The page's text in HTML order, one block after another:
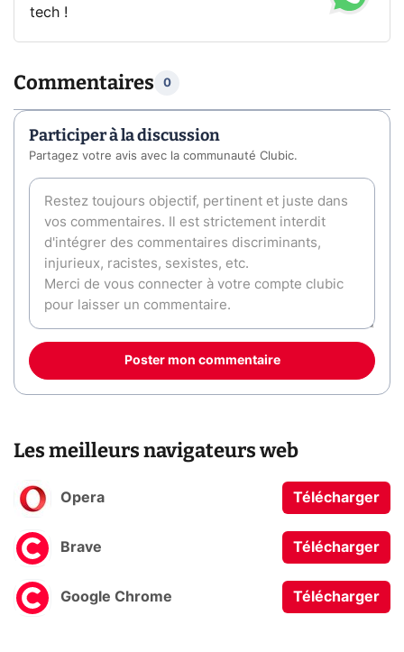
tech !
Commentaires 0
Participer à la discussion
Partagez votre avis avec la communauté Clubic.
Poster mon commentaire
Les meilleurs navigateurs web
Opera Télécharger
Brave Télécharger
Google Chrome Télécharger